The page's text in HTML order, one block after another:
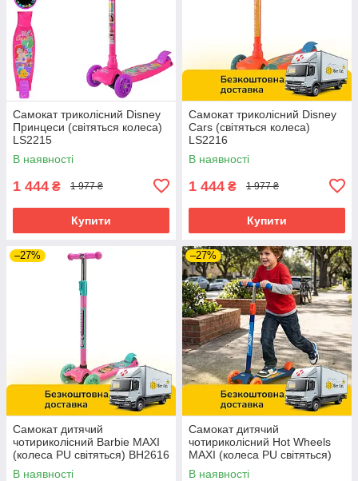
Самокат триколісний Disney
Принцеси (світяться колеса)
LS2215
В наявності
1 444 ₴ 1 977 ₴
Купити
Самокат триколісний Disney
Cars (світяться колеса)
LS2216
В наявності
1 444 ₴ 1 977 ₴
Купити
–27%
Самокат дитячий
чотириколісний Barbie MAXI
(колеса PU світяться) BH2616
В наявності
–27%
Самокат дитячий
чотириколісний Hot Wheels
MAXI (колеса PU світяться)
BH2617
В наявності